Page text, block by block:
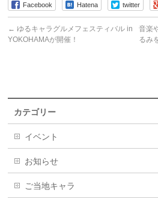
Facebook Hatena twitter
← ゆるキャラグルメフェスティバル in
YOKOHAMAが開催！
音楽
るみ
カテゴリー
イベント
お知らせ
ご当地キャラ